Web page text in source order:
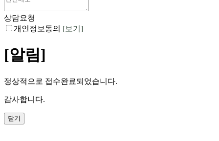
상담요청
개인정보동의 [보기]
[알림]
정상적으로 접수완료되었습니다.
감사합니다.
닫기